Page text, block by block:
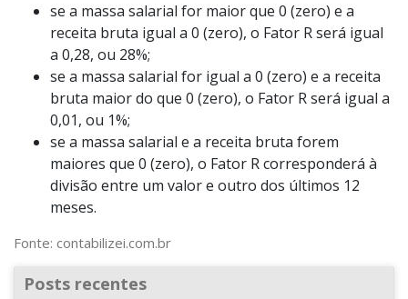
se a massa salarial for maior que 0 (zero) e a
receita bruta igual a 0 (zero), o Fator R será igual
a 0,28, ou 28%;
se a massa salarial for igual a 0 (zero) e a receita
bruta maior do que 0 (zero), o Fator R será igual a
0,01, ou 1%;
se a massa salarial e a receita bruta forem
maiores que 0 (zero), o Fator R corresponderá à
divisão entre um valor e outro dos últimos 12
meses.
Fonte: contabilizei.com.br
Posts recentes